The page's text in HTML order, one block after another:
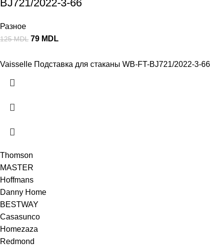
BJ721/2022-3-66
Разное
125MDL 79 MDL
Vaisselle Подставка для cтаканы WB-FT-BJ721/2022-3-66
Thomson
MASTER
Hoffmans
Danny Home
BESTWAY
Casasunco
Homezaza
Redmond